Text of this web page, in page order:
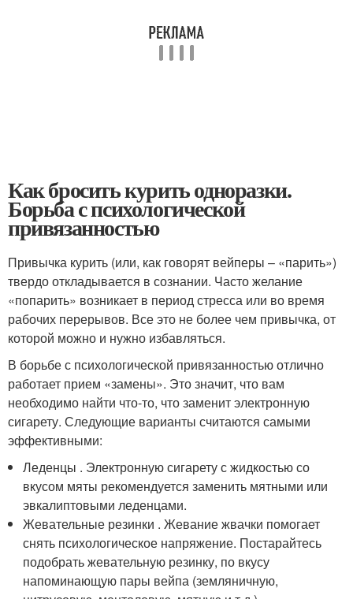
Как бросить курить одноразки.
Борьба с психологической
привязанностью
Привычка курить (или, как говорят вейперы – «парить»)
твердо откладывается в сознании. Часто желание
«попарить» возникает в период стресса или во время
рабочих перерывов. Все это не более чем привычка, от
которой можно и нужно избавляться.
В борьбе с психологической привязанностью отлично
работает прием «замены». Это значит, что вам
необходимо найти что-то, что заменит электронную
сигарету. Следующие варианты считаются самыми
эффективными:
Леденцы . Электронную сигарету с жидкостью со
вкусом мяты рекомендуется заменить мятными или
эвкалиптовыми леденцами.
Жевательные резинки . Жевание жвачки помогает
снять психологическое напряжение. Постарайтесь
подобрать жевательную резинку, по вкусу
напоминающую пары вейпа (земляничную,